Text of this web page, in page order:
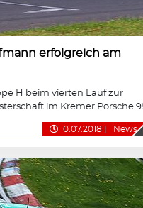
erfolgreich am
H beim vierten Lauf zur
im Kremer Porsche
10.07.2018 News